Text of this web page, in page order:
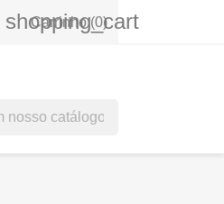
shopping_cart
Carrinho (0)